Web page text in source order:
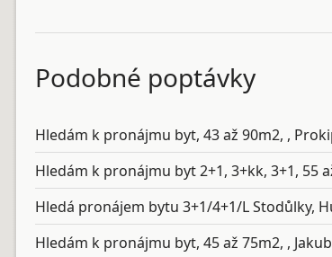
Podobné poptávky
Hledám k pronájmu byt, 43 až 90m2, ,
Hledám k pronájmu byt 2+1, 3+kk, 3+1, 55
Hledá pronájem bytu 3+1/4+1/L Stodůlky,
Hledám k pronájmu byt, 45 až 75m2, ,